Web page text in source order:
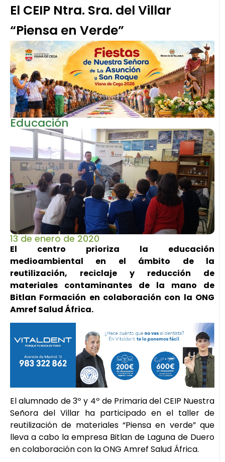
El CEIP Ntra. Sra. del Villar
“Piensa en Verde”
Educación
13 de enero de 2020
El centro prioriza la educación
medioambiental en el ámbito de la
reutilización, reciclaje y reducción de
materiales contaminantes de la mano de
Bitlan Formación en colaboración con la ONG
Amref Salud África.
El alumnado de 3º y 4º de Primaria del CEIP Nuestra
Señora del Villar ha participado en el taller de
reutilización de materiales “Piensa en verde” que
lleva a cabo la empresa Bitlan de Laguna de Duero
en colaboración con la ONG Amref Salud África.